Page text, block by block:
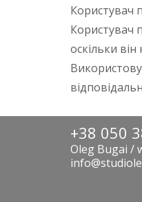
Користувач
Користувач
оскільки
+38 050
Oleg Bugai /